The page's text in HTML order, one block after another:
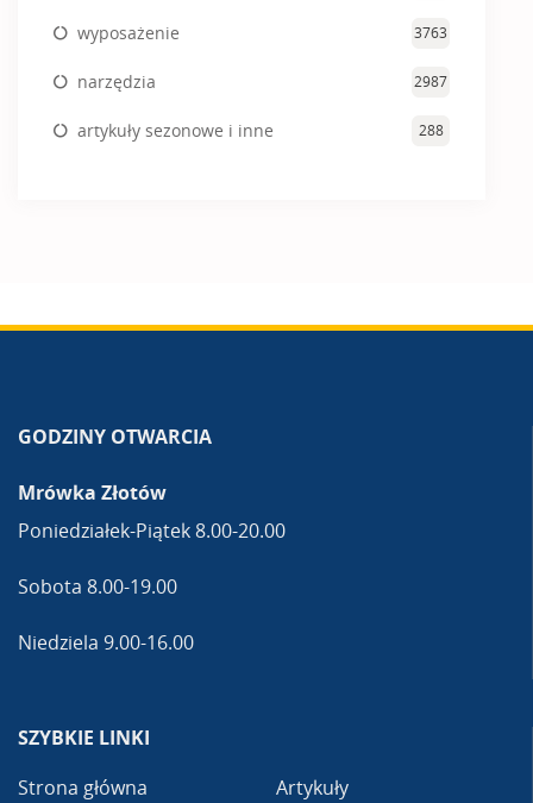
wyposażenie 3763
narzędzia 2987
artykuły sezonowe i inne 288
GODZINY OTWARCIA
Mrówka Złotów
Poniedziałek-Piątek 8.00-20.00
Sobota 8.00-19.00
Niedziela 9.00-16.00
SZYBKIE LINKI
Strona główna
Artykuły